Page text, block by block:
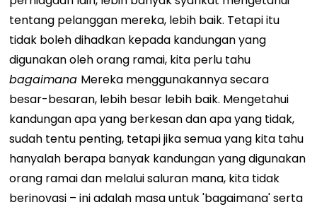
tentang pelanggan mereka, lebih baik. Tetapi itu
tidak boleh dihadkan kepada kandungan yang
digunakan oleh orang ramai, kita perlu tahu
bagaimana Mereka menggunakannya secara
besar-besaran, lebih besar lebih baik. Mengetahui
kandungan apa yang berkesan dan apa yang tidak,
sudah tentu penting, tetapi jika semua yang kita tahu
hanyalah berapa banyak kandungan yang digunakan
orang ramai dan melalui saluran mana, kita tidak
berinovasi – ini adalah masa untuk 'bagaimana' serta